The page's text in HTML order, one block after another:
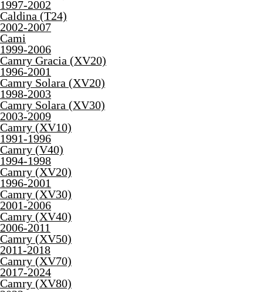
1997-2002
Caldina (T24)
2002-2007
Cami
1999-2006
Camry Gracia (XV20)
1996-2001
Camry Solara (XV20)
1998-2003
Camry Solara (XV30)
2003-2009
Camry (XV10)
1991-1996
Camry (V40)
1994-1998
Camry (XV20)
1996-2001
Camry (XV30)
2001-2006
Camry (XV40)
2006-2011
Camry (XV50)
2011-2018
Camry (XV70)
2017-2024
Camry (XV80)